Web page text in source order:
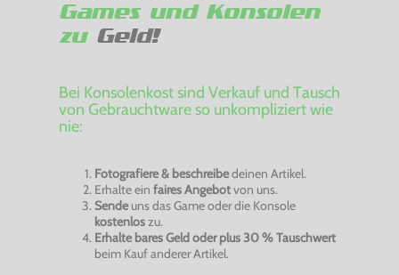
Games und Konsolen
zuGeld!
Bei Konsolenkost sind Verkauf und Tausch
von Gebrauchtware so unkompliziert wie
nie:
Fotografiere & beschreibedeinen Artikel.
Erhalte ein faires Angebotvon uns.
Sendeuns das Game oder die Konsole
kostenloszu.
Erhalte bares Geld oder plus 30 % Tauschwert
beim Kauf anderer Artikel.